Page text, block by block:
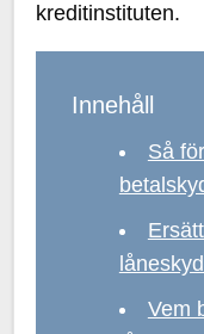
kreditinstituten.
Innehåll
Så
Vem